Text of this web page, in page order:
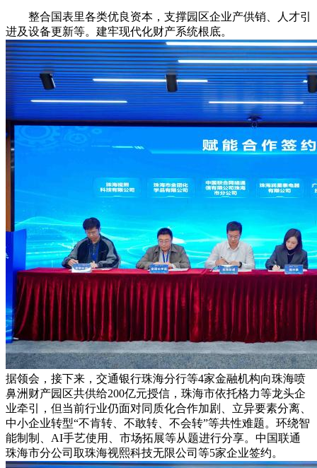
整合国表里各类优良资本，支撑园区企业产供销、人才引
进及设备更新等。建牢现代化财产系统根底。
据领会，接下来，交通银行珠海分行等4家金融机构向珠海喷
鼻洲财产园区共供给200亿元授信，珠海市依托格力等龙头企
业牵引，但当前行业仍面对同质化合作加剧、立异要素分离、
中小企业转型“不肯转、不敢转、不会转”等共性难题。环绕智
能制制、AI手艺使用、市场拓展等从题进行分享。中国联通
珠海市分公司取珠海视熙科技无限公司等5家企业签约。